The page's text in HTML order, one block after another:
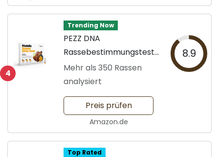
4
Trending Now
PEZZ DNA
Rassebestimmungstest
für Hunde
Mehr als 350 Rassen
analysiert
8.9
Preis prüfen
Amazon.de
Top Rated